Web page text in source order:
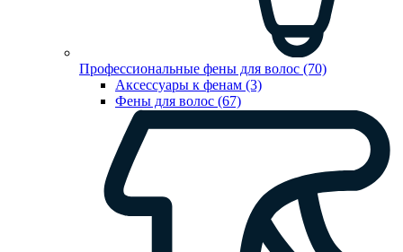
Профессиональные фены для волос (70)
Аксессуары к фенам (3)
Фены для волос (67)